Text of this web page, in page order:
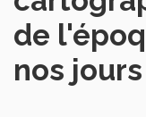
de
nos jours